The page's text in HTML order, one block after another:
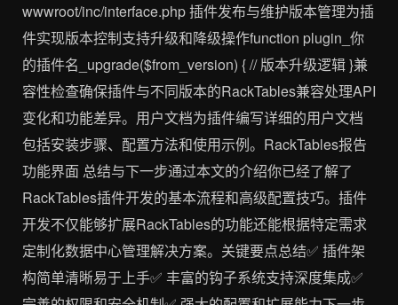
wwwroot/inc/interface.php 插件发布与维护版本管理为插
件实现版本控制支持升级和降级操作function plugin_你
的插件名_upgrade($from_version) { // 版本升级逻辑 }兼
容性检查确保插件与不同版本的RackTables兼容处理API
变化和功能差异。用户文档为插件编写详细的用户文档
包括安装步骤、配置方法和使用示例。RackTables报告
功能界面 总结与下一步通过本文的介绍你已经了解了
RackTables插件开发的基本流程和高级配置技巧。插件
开发不仅能够扩展RackTables的功能还能根据特定需求
定制化数据中心管理解决方案。关键要点总结✅ 插件架
构简单清晰易于上手✅ 丰富的钩子系统支持深度集成✅